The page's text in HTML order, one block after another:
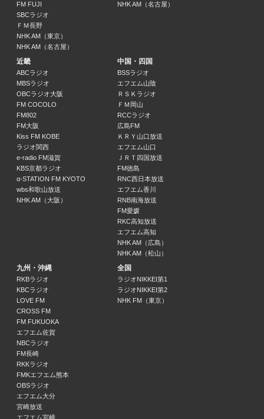
日曜大学 supported by 日本大学
蓮見翔（ダウ90000）
13:30 ～ 13:55
spice-e
森由貴子
13:55 ～ 14:00
山下達郎の楽天カード サンデー・ソングブック
山下達郎
14:00 ～ 14:55
恋する日本史
14:55 ～ 15:00
日本郵便 SUNDAY’S POST
ルートインホテルズ presents とっておきここだけの旅～ここ旅～
野呂佳代
15:50 ～ 15:55
FLORAの恵み
江口桃子
15:55 ～ 16:00
ももいろクローバーZのハッピー・クローバー！TOP10
ももいろクローバーZ
16:00 ～ 16:55
交通・天気情報
16:55 ～ 17:00
FM FUJI
SBCラジオ
ＦＭ長野
NHK AM（東京）
NHK AM（名古屋）
NHK AM（名古屋）
近畿
ABCラジオ
MBSラジオ
OBCラジオ大阪
FM COCOLO
FM802
FM大阪
Kiss FM KOBE
ラジオ関西
e-radio FM滋賀
KBS京都ラジオ
α-STATION FM KYOTO
wbs和歌山放送
NHK AM（大阪）
中国・四国
BSSラジオ
エフエム山陰
ＲＳＫラジオ
ＦＭ岡山
RCCラジオ
広島FM
ＫＲＹ山口放送
エフエム山口
ＪＲＴ四国放送
FM徳島
RNC西日本放送
エフエム香川
RNB南海放送
FM愛媛
RKC高知放送
エフエム高知
NHK AM（広島）
NHK AM（松山）
九州・沖縄
RKBラジオ
KBCラジオ
LOVE FM
CROSS FM
FM FUKUOKA
エフエム佐賀
NBCラジオ
FM長崎
RKKラジオ
FMKエフエム熊本
OBSラジオ
エフエム大分
宮崎放送
エフエム宮崎
全国
ラジオNIKKEI第1
ラジオNIKKEI第2
NHK FM（東京）